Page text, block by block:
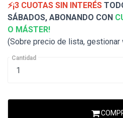
⚡¡3 CUOTAS SIN INTERÉS
SÁBADOS, ABONANDO CON
O MÁSTER!
(Sobre precio de lista, gestionar
Cantidad